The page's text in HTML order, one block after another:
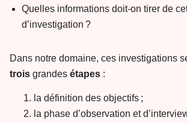
Quelles informations doit-on tirer de
d’investigation ?
Dans notre domaine, ces investigations
trois grandes étapes :
la définition des objectifs ;
la phase d’observation et